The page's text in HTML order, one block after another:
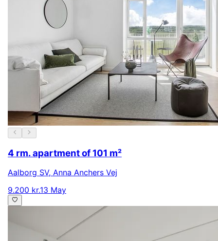
4 rm. apartment of 101 m²
Aalborg SV, Anna Anchers Vej
9.200 kr.13 May